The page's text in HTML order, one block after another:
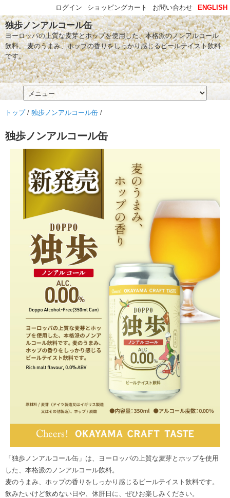
独歩ノンアルコール缶
ヨーロッパの上質な麦芽とホップを使用した、本格派のノンアルコール
飲料。 麦のうまみ、ホップの香りをしっかり感じるビールテイスト飲料
です。
トップ/ 独歩ノンアルコール缶 /
独歩ノンアルコール缶
「独歩ノンアルコール缶」は、ヨーロッパの上質な麦芽とホップを使用
した、本格派のノンアルコール飲料。
麦のうまみ、ホップの香りをしっかり感じるビールテイスト飲料です。
飲みたいけど飲めない日や、休肝日に、ぜひお楽しみください。
ENGLISH
お問い合わせ
ショッピングカート
ログイン